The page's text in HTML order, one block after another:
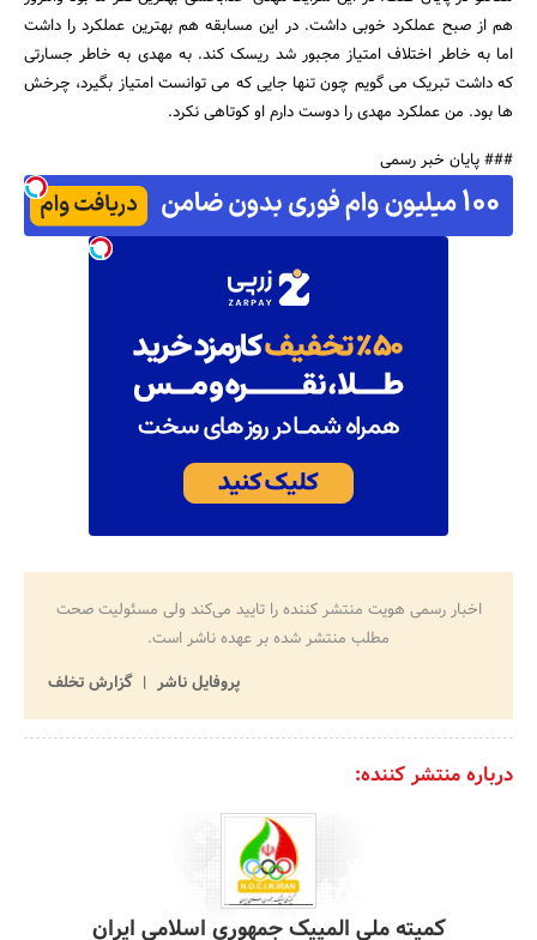
جستجو
هم از صبح عملکرد خوبی داشت. در این مسابقه هم بهترین عملکرد را داشت
اما به خاطر اختلاف امتیاز مجبور شد ریسک کند. به مهدی به خاطر جسارتی
که داشت تبریک می گویم چون تنها جایی که می توانست امتیاز بگیرد، چرخش
ها بود. من عملکرد مهدی را دوست دارم او کوتاهی نکرد.
### پایان خبر رسمی
اخبار رسمی هویت منتشر کننده را تایید می‌کند ولی مسئولیت صحت
مطلب منتشر شده بر عهده ناشر است.
پروفایل ناشر
گزارش تخلف
درباره منتشر کننده:
کمیته ملی المپیک جمهوری اسلامی ایران